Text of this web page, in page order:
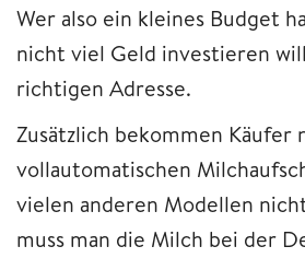
Wer also ein kleines Budget
nicht viel Geld investieren
richtigen Adresse.
Zusätzlich bekommen Käufer
vollautomatischen
vielen anderen Modellen
muss man die Milch bei der